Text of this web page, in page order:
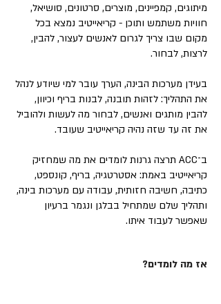
מיתוגים, קמפיינים, מוצרים, סרטונים, סושיאל,
חוויות משתמש ותוכן - קריאייטיב נמצא בכל
מקום שבו צריך לגרום לאנשים לעצור, להבין,
לרצות, לבחור.
בעידן מערכות הבינה, הערך עובר למי שיודע לנהל
את התהליך: לזהות תובנה, לבנות בריף וכיוון,
להבין מותגים ואנשים, לבחור מה לעשות ולהוביל
את זה עד שזה נהיה קריאייטיב שעובד.
ב־ACC תרצה גרנות לומדים את מה שמחזיק
קריאייטיב באמת: אסטרטגיה, בריף, קונספט,
כתיבה, חשיבה חזותית, עבודה עם מערכות בינה,
ותהליך שלם שמתחיל בבלגן ונגמר ברעיון
שאפשר לעבוד איתו.
אז מה לומדים?